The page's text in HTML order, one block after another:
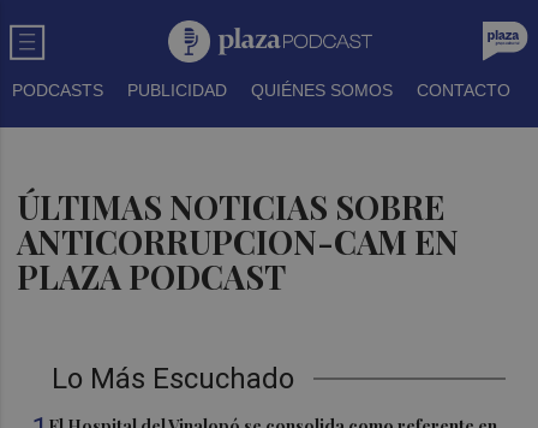
PODCASTS PUBLICIDAD QUIÉNES SOMOS CONTACTO
ÚLTIMAS NOTICIAS SOBRE
ANTICORRUPCION-CAM EN
PLAZA PODCAST
Lo Más Escuchado